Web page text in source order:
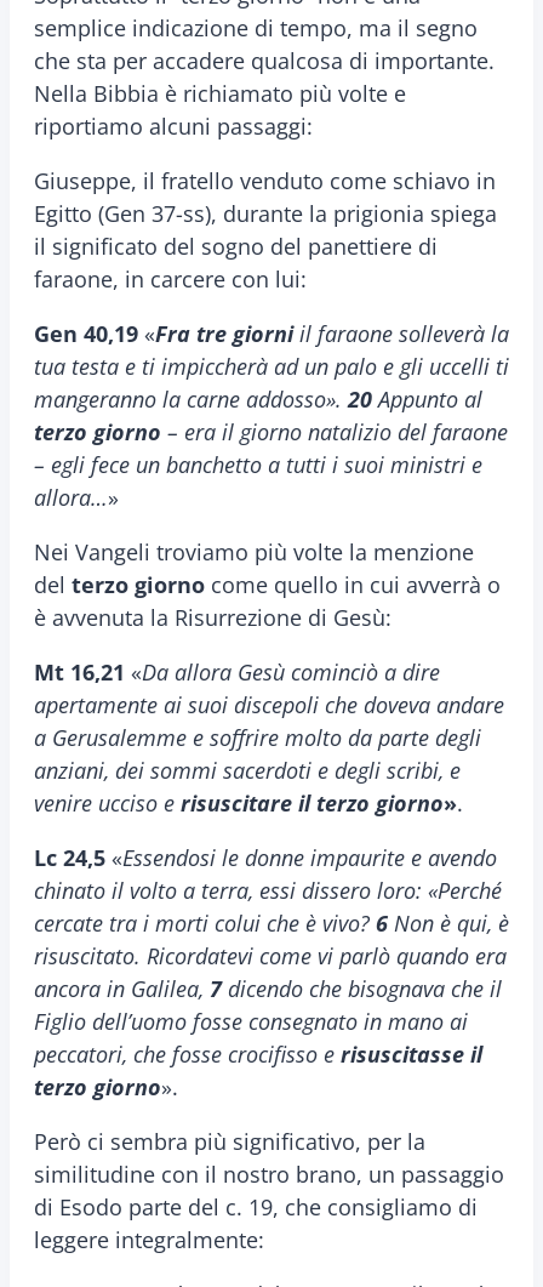
semplice indicazione di tempo, ma il segno
che sta per accadere qualcosa di importante.
Nella Bibbia è richiamato più volte e
riportiamo alcuni passaggi:
Giuseppe, il fratello venduto come schiavo in
Egitto (Gen 37-ss), durante la prigionia spiega
il significato del sogno del panettiere di
faraone, in carcere con lui:
Gen 40,19 «Fra tre giorniil faraone solleverà la
tua testa e ti impiccherà ad un palo e gli uccelli ti
mangeranno la carne addosso».20Appunto al
terzo giorno – era il giorno natalizio del faraone
– egli fece un banchetto a tutti i suoi ministri e
allora…»
Nei Vangeli troviamo più volte la menzione
del terzo giorno come quello in cui avverrà o
è avvenuta la Risurrezione di Gesù:
Mt 16,21 «Da allora Gesù cominciò a dire
apertamente ai suoi discepoli che doveva andare
a Gerusalemme e soffrire molto da parte degli
anziani, dei sommi sacerdoti e degli scribi, e
venire ucciso e risuscitare il terzo giorno».
Lc 24,5 «Essendosi le donne impaurite e avendo
chinato il volto a terra, essi dissero loro: «Perché
cercate tra i morti colui che è vivo? 6 Non è qui, è
risuscitato. Ricordatevi come vi parlò quando era
ancora in Galilea, 7dicendo che bisognava che il
Figlio dell’uomo fosse consegnato in mano ai
peccatori, che fosse crocifisso e risuscitasse il
terzo giorno».
Però ci sembra più significativo, per la
similitudine con il nostro brano, un passaggio
di Esodo parte del c. 19, che consigliamo di
leggere integralmente: